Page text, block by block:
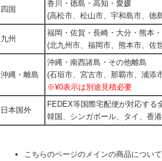
四国
香川・徳島・高知・愛媛
(高松市、松山市、宇和島市、徳
九州
福岡・佐賀・長崎・大分・熊本
(北九州市、福岡市、熊本市、佐
沖縄・離島
沖縄・南西諸島・その他離島
(石垣市、宮古市、那覇市、浦添
※¥0表示は別途見積必要
日本国外
FEDEX等国際宅配便が対応す
韓国、シンガポール、タイ、香
こちらのページのメインの商品につい